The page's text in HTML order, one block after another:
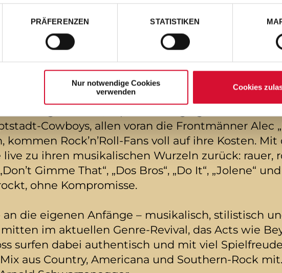
PRÄFERENZEN STATISTIKEN
Nur notwendige Cookies
verwenden
Cookies
geht bis in den September hinein.
Album „Back To The Boots“auf Platz #2 und
gepaart mit schweißtreibendem Rock und
The BossHoss gehören zu einer der
unvergessliches, explosiv-energiegeladenes
Cowboys, allen voran die Frontmänner Alec
kommen Rock’n’Roll-Fans voll auf ihre Kosten.
live zu ihren musikalischen Wurzeln zurück: rauer,
Gimme That“, „Dos Bros“, „Do It“, „Jolene“
ohne Kompromisse.
an die eigenen Anfänge – musikalisch, stilistisch
im aktuellen Genre-Revival, das Acts wie
surfen dabei authentisch und mit viel
aus Country, Americana und Southern-Rock